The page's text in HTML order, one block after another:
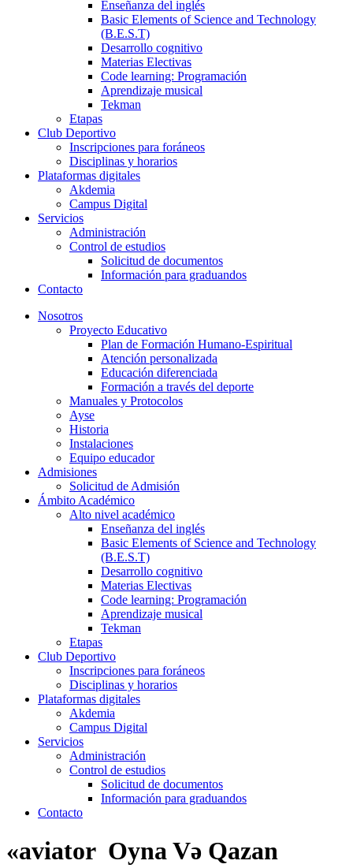
Enseñanza del inglés
Basic Elements of Science and Technology
(B.E.S.T)
Desarrollo cognitivo
Materias Electivas
Code learning: Programación
Aprendizaje musical
Tekman
Etapas
Club Deportivo
Inscripciones para foráneos
Disciplinas y horarios
Plataformas digitales
Akdemia
Campus Digital
Servicios
Administración
Control de estudios
Solicitud de documentos
Información para graduandos
Contacto
Nosotros
Proyecto Educativo
Plan de Formación Humano-Espiritual
Atención personalizada
Educación diferenciada
Formación a través del deporte
Manuales y Protocolos
Ayse
Historia
Instalaciones
Equipo educador
Admisiones
Solicitud de Admisión
Ámbito Académico
Alto nivel académico
Enseñanza del inglés
Basic Elements of Science and Technology
(B.E.S.T)
Desarrollo cognitivo
Materias Electivas
Code learning: Programación
Aprendizaje musical
Tekman
Etapas
Club Deportivo
Inscripciones para foráneos
Disciplinas y horarios
Plataformas digitales
Akdemia
Campus Digital
Servicios
Administración
Control de estudios
Solicitud de documentos
Información para graduandos
Contacto
«aviator ️ Oyna Və Qazan